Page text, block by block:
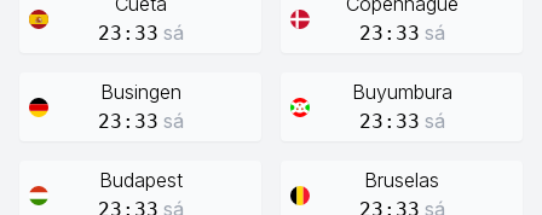
23:33 sá 23:33 sá
Busingen
23:33 sá
Buyumbura
23:33 sá
Budapest
23:33 sá
Bruselas
23:33 sá